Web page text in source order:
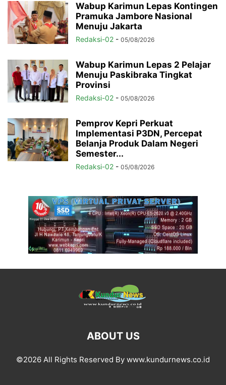
Wabup Karimun Lepas Kontingen
Pramuka Jambore Nasional
Menuju Jakarta
Redaksi-02 - 05/08/2026
Wabup Karimun Lepas 2 Pelajar
Menuju Paskibraka Tingkat
Provinsi
Redaksi-02 - 05/08/2026
Pemprov Kepri Perkuat
Implementasi P3DN, Percepat
Belanja Produk Dalam Negeri
Semester...
Redaksi-02 - 05/08/2026
ABOUT US
©2026 All Rights Reserved By www.kundurnews.co.id